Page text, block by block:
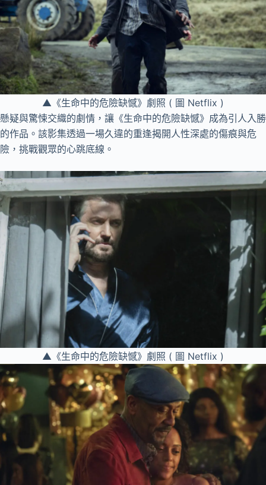
▲《生命中的危險缺憾》劇照 ( 圖 Netflix )
懸疑與驚悚交織的劇情，讓《生命中的危險缺憾》成為引人入勝
的作品。該影集透過一場久違的重逢揭開人性深處的傷痕與危
險，挑戰觀眾的心跳底線。
▲《生命中的危險缺憾》劇照 ( 圖 Netflix )